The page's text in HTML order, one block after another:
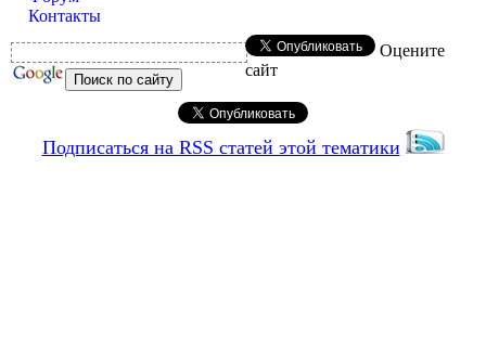
Контакты
Оцените
сайт
Подписаться на RSS статей этой тематики